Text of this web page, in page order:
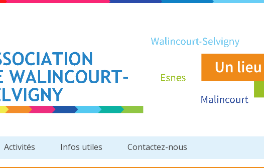
Activités Infos utiles Contactez-nous